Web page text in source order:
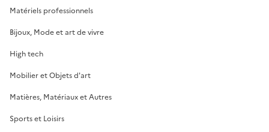
Matériels professionnels
Bijoux, Mode et art de vivre
High tech
Mobilier et Objets d'art
Matières, Matériaux et Autres
Sports et Loisirs